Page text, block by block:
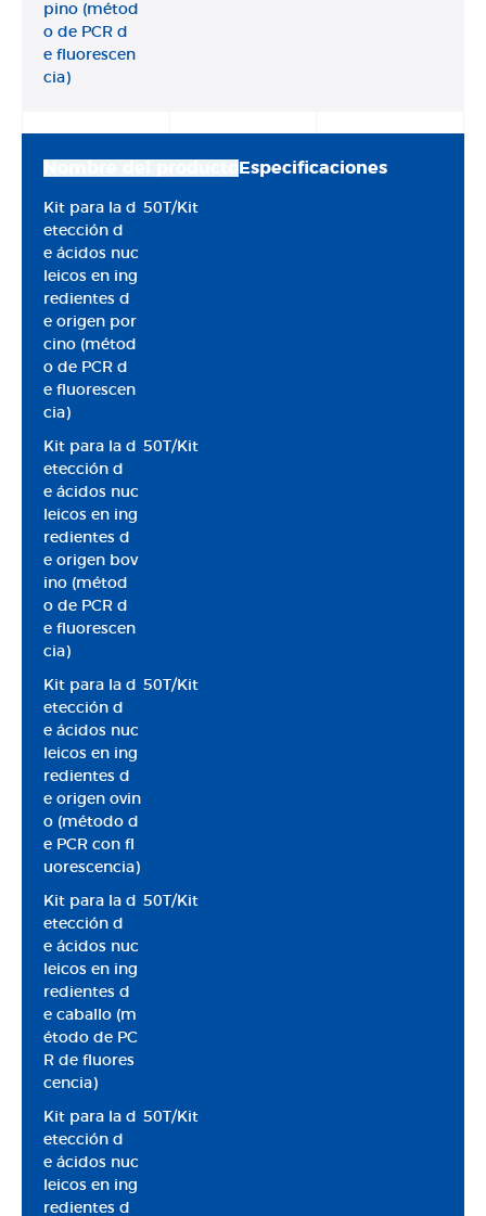
pino (métod
o de PCR d
e fluorescen
cia)
Especificaciones
Kit para la d
etección d
e ácidos nuc
leicos en ing
redientes d
e origen por
cino (métod
o de PCR d
e fluorescen
cia)
50T/Kit
Kit para la d
etección d
e ácidos nuc
leicos en ing
redientes d
e origen bov
ino (métod
o de PCR d
e fluorescen
cia)
50T/Kit
Kit para la d
etección d
e ácidos nuc
leicos en ing
redientes d
e origen ovin
o (método d
e PCR con fl
uorescencia)
50T/Kit
Kit para la d
etección d
e ácidos nuc
leicos en ing
redientes d
e caballo (m
étodo de PC
R de fluores
cencia)
50T/Kit
Kit para la d
etección d
e ácidos nuc
leicos en ing
redientes d
50T/Kit